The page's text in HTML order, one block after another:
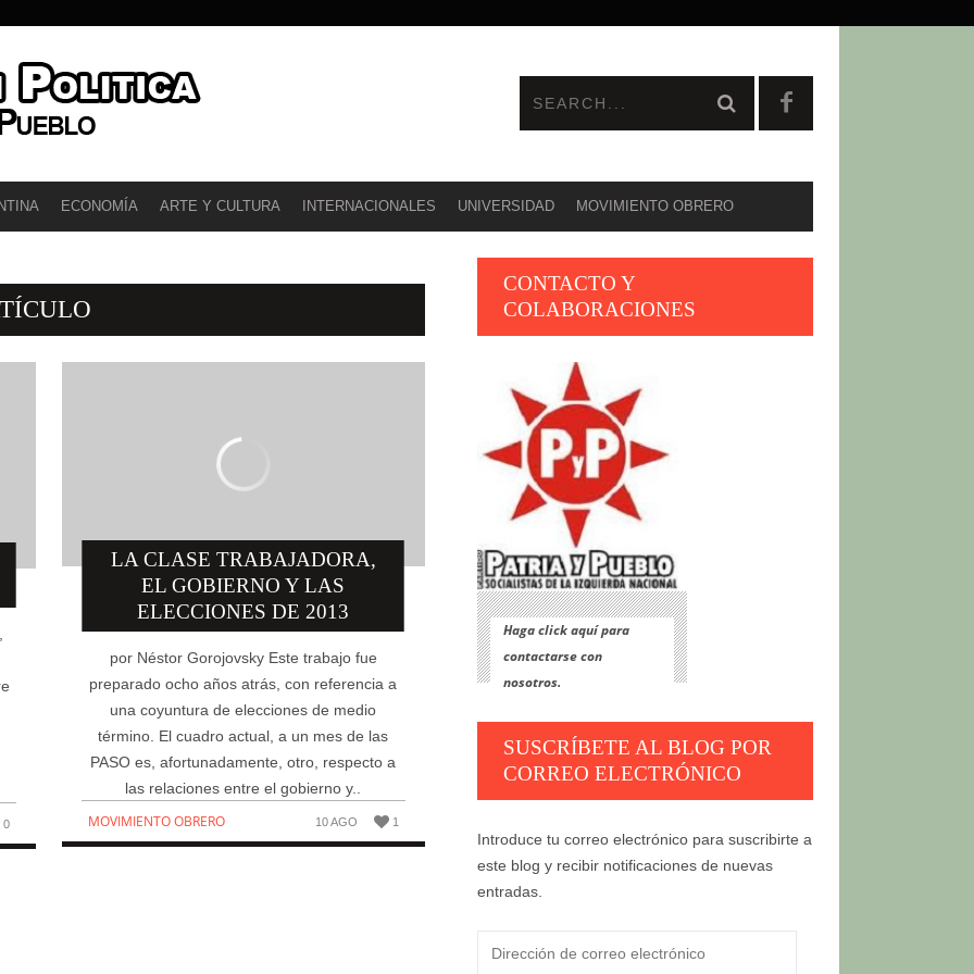
ECONOMÍA ARTE Y CULTURA INTERNACIONALES UNIVERSIDAD MOVIMIENTO OBRERO
EL GOBIERNO Y LAS
0
LA CLASE TRABAJADORA,
EL GOBIERNO Y LAS
ELECCIONES DE 2013
por Néstor Gorojovsky Este trabajo fue
preparado ocho años atrás, con referencia a
una coyuntura de elecciones de medio
término. El cuadro actual, a un mes de las
PASO es, afortunadamente, otro, respecto a
las relaciones entre el gobierno y..
MOVIMIENTO OBRERO 10 AGO 1
CONTACTO Y
COLABORACIONES
Haga click aquí para
contactarse con
nosotros.
SUSCRÍBETE AL BLOG POR
CORREO ELECTRÓNICO
Introduce tu correo electrónico para suscribirte a
este blog y recibir notificaciones de nuevas
entradas.